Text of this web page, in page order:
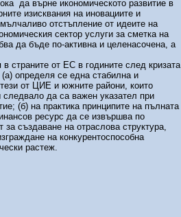
да върне икономическото развитие в
изисквания на иновациите и
отстъпление от идеите на
сектор услуги за сметка на
да бъде по-активна и целенасочена, а
в страните от ЕС в годините след кризата
определя се една стабилна и
от ЦИЕ и южните райони, които
следвало да са важен указател при
(б) на практика принципите на пълната
ресурс да се извършва по
създаване на отраслова структура,
на конкурентоспособна
растеж.